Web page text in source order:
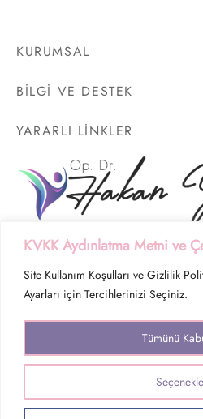
KVKK Aydınlatma Metni ve
Site Kullanım Koşulları ve Gizlilik
Ayarları için Tercihlerinizi Seçiniz.
Tümünü
KURUMSAL
BILGI VE DESTEK
YARARLI LİNKLER
KVKK-
Site Kullanım